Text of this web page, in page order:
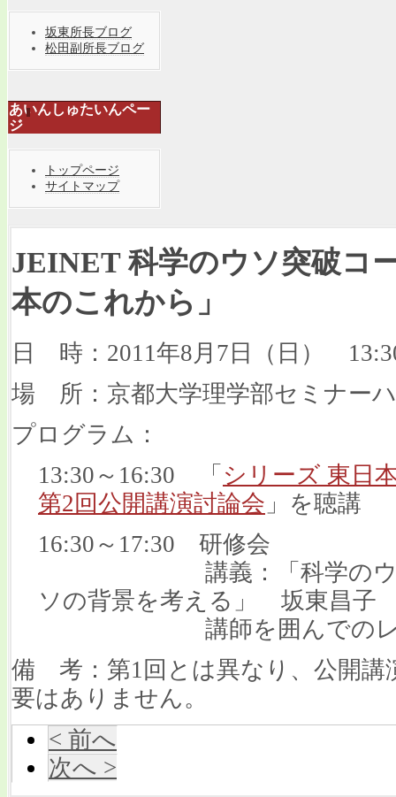
坂東所長ブログ
松田副所長ブログ
あいんしゅたいんペー
ジ
トップページ
サイトマップ
JEINET 科学のウソ突破コ
本のこれから」
日 時：2011年8月7日（日）
場 所：京都大学理学部セミナー
プログラム：
13:30～16:30 「 シリーズ 東日
第2回公開講演討論会 」
16:30～17:30 研修会
講義：「科学のウソを
ソの背景を考える」 坂東昌子
講師を囲んでのレポ
備 考：第1回とは異なり、公開講
要はありません。
< 前へ
次へ >